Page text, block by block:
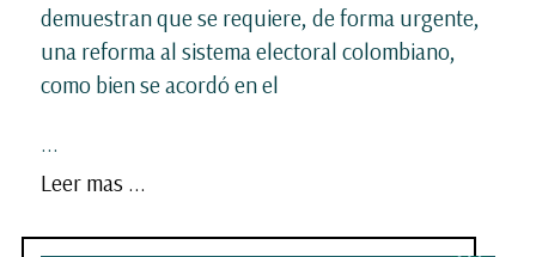
demuestran que se requiere, de forma urgente,
una reforma al sistema electoral colombiano,
como bien se acordó en el
...
Leer mas ...